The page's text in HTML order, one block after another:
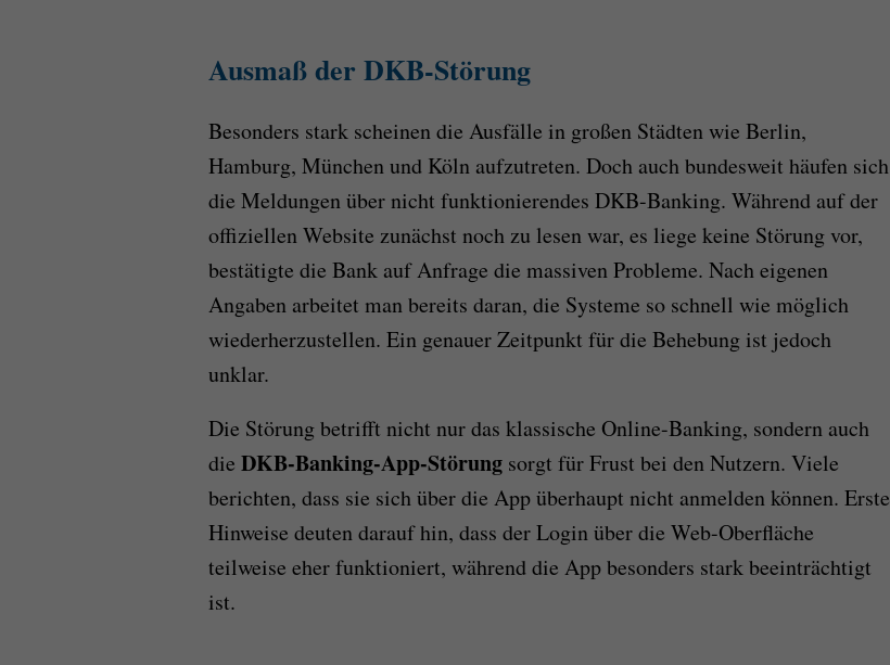
Ausmaß der DKB-Störung
Besonders stark scheinen die Ausfälle in großen Städten wie Berlin,
Hamburg, München und Köln aufzutreten. Doch auch bundesweit häufen sich
die Meldungen über nicht funktionierendes DKB-Banking. Während auf der
offiziellen Website zunächst noch zu lesen war, es liege keine Störung vor,
bestätigte die Bank auf Anfrage die massiven Probleme. Nach eigenen
Angaben arbeitet man bereits daran, die Systeme so schnell wie möglich
wiederherzustellen. Ein genauer Zeitpunkt für die Behebung ist jedoch
unklar.
Die Störung betrifft nicht nur das klassische Online-Banking, sondern auch
die DKB-Banking-App-Störung sorgt für Frust bei den Nutzern. Viele
berichten, dass sie sich über die App überhaupt nicht anmelden können. Erste
Hinweise deuten darauf hin, dass der Login über die Web-Oberfläche
teilweise eher funktioniert, während die App besonders stark beeinträchtigt
ist.